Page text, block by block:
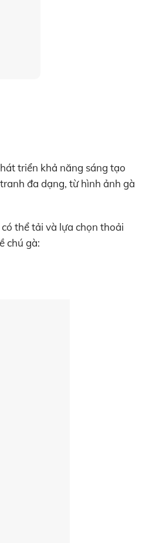
triển khả năng sáng tạo
đa dạng, từ hình ảnh gà
thể tải và lựa chọn thoải
chú gà: